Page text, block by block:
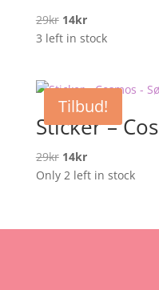
29kr Opprinnelig
pris
14krNåværende
pris
3 left in stock
Tilbud!
Sticker –
29kr Opprinnelig
pris
14krNåværende
pris
Only 2 left in stock